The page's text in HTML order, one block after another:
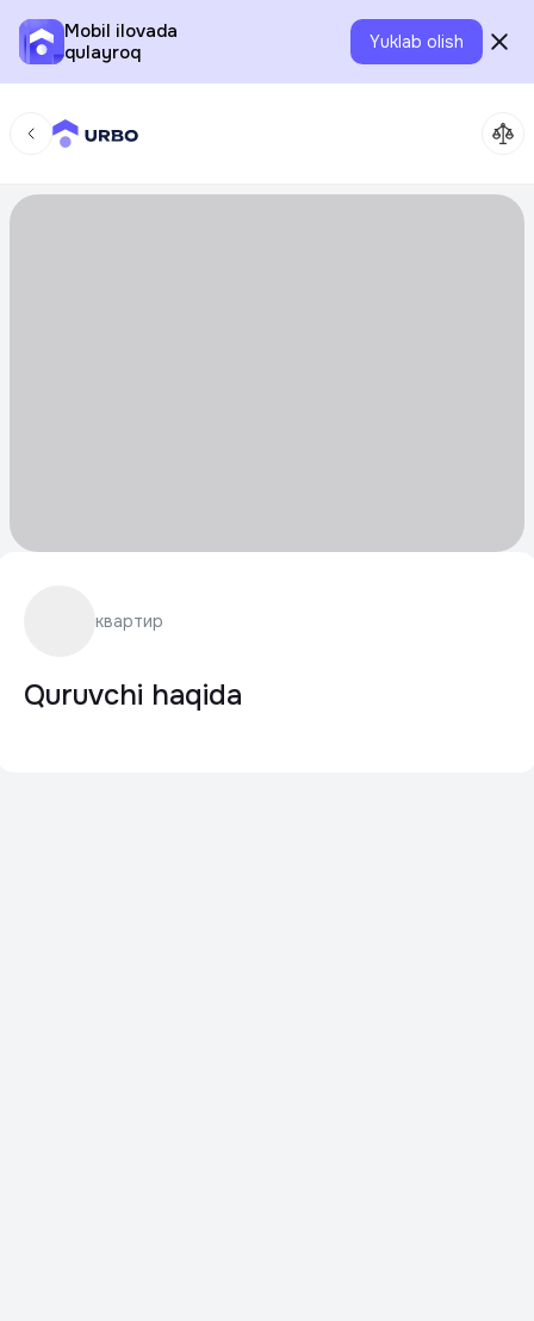
Mobil ilovada
qulayroq
Yuklab olish
квартир
Quruvchi haqida